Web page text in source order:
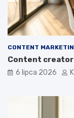
CONTENT
Content creator
6 lipca 2026